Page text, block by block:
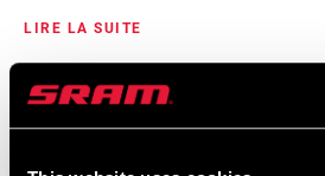
au roulement et favorise la vitesse.
plusieurs hauteurs de jante afin de
pression fiables en temps réel et
LIRE LA SUITE
PRIX DE VENTE PUBLICS
CONSEILLÉS
$130 WH-TRWZ-